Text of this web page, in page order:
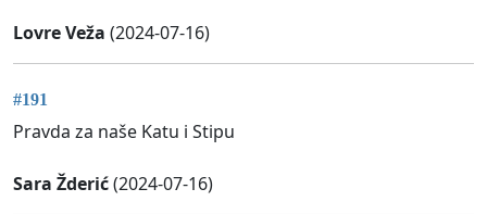
Lovre Veža (2024-07-16)
#191
Pravda za naše Katu i Stipu
Sara Žderić(2024-07-16)